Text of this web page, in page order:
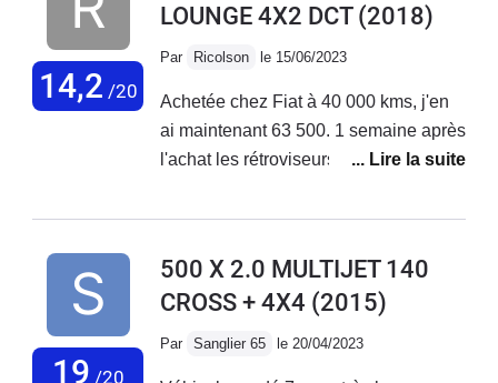
déconner et les réparations
de leurs défauts de fabrication !
J'adore ma voiture mais au vu des
coûts de réparations faramineux, des
cesse... Je vais la revendre.
14,2 /20
LOUNGE 4X2 DCT(2018)
Par Ricolson le 15/06/2023
Achetée chez Fiat à 40 000 kms, j'en
ai maintenant 63 500. 1 semaine après
l'achat les rétroviseurs électriques ne
en concession. Plus gênant, 2 mois
mode dégradé. Retour en concession
en dépanneuse; problème de
19 /20
500 X 2.0 MULTIJET 140
CROSS + 4X4 (2015)
Par Sanglier 65 le 20/04/2023